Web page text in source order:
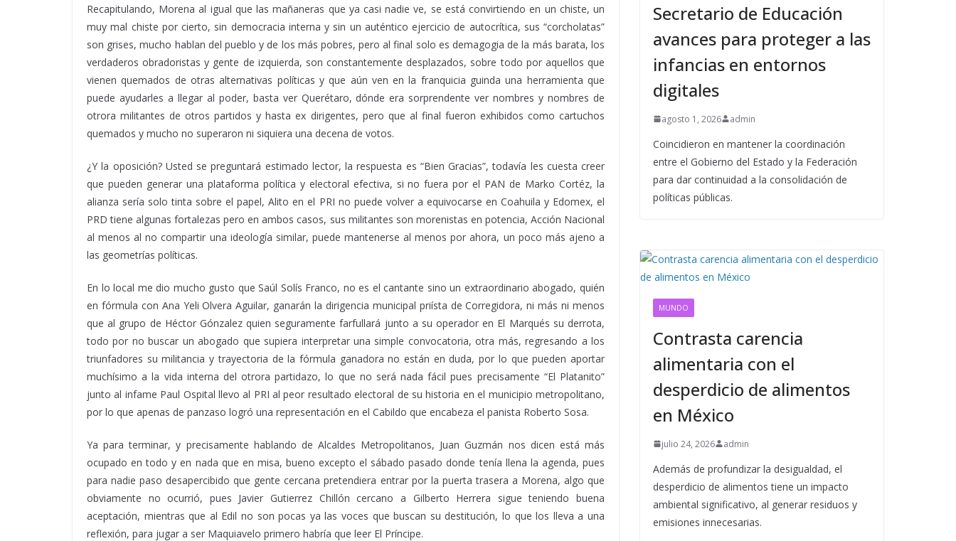
Recapitulando, Morena al igual que las mañaneras que ya casi nadie ve, se está convirtiendo en un chiste, un
muy mal chiste por cierto, sin democracia interna y sin un auténtico ejercicio de autocrítica, sus “corcholatas”
son grises, mucho hablan del pueblo y de los más pobres, pero al final solo es demagogia de la más barata, los
verdaderos obradoristas y gente de izquierda, son constantemente desplazados, sobre todo por aquellos que
vienen quemados de otras alternativas políticas y que aún ven en la franquicia guinda una herramienta que
puede ayudarles a llegar al poder, basta ver Querétaro, dónde era sorprendente ver nombres y nombres de
otrora militantes de otros partidos y hasta ex dirigentes, pero que al final fueron exhibidos como cartuchos
quemados y mucho no superaron ni siquiera una decena de votos.
¿Y la oposición? Usted se preguntará estimado lector, la respuesta es “Bien Gracias”, todavía les cuesta creer
que pueden generar una plataforma política y electoral efectiva, si no fuera por el PAN de Marko Cortéz, la
alianza sería solo tinta sobre el papel, Alito en el PRI no puede volver a equivocarse en Coahuila y Edomex, el
PRD tiene algunas fortalezas pero en ambos casos, sus militantes son morenistas en potencia, Acción Nacional
al menos al no compartir una ideología similar, puede mantenerse al menos por ahora, un poco más ajeno a
las geometrías políticas.
En lo local me dio mucho gusto que Saúl Solís Franco, no es el cantante sino un extraordinario abogado, quién
en fórmula con Ana Yeli Olvera Aguilar, ganarán la dirigencia municipal priísta de Corregidora, ni más ni menos
que al grupo de Héctor Gónzalez quien seguramente farfullará junto a su operador en El Marqués su derrota,
todo por no buscar un abogado que supiera interpretar una simple convocatoria, otra más, regresando a los
triunfadores su militancia y trayectoria de la fórmula ganadora no están en duda, por lo que pueden aportar
muchísimo a la vida interna del otrora partidazo, lo que no será nada fácil pues precisamente “El Platanito”
junto al infame Paul Ospital llevo al PRI al peor resultado electoral de su historia en el municipio metropolitano,
por lo que apenas de panzaso logró una representación en el Cabildo que encabeza el panista Roberto Sosa.
Ya para terminar, y precisamente hablando de Alcaldes Metropolitanos, Juan Guzmán nos dicen está más
ocupado en todo y en nada que en misa, bueno excepto el sábado pasado donde tenía llena la agenda, pues
para nadie paso desapercibido que gente cercana pretendiera entrar por la puerta trasera a Morena, algo que
obviamente no ocurrió, pues Javier Gutierrez Chillón cercano a Gilberto Herrera sigue teniendo buena
aceptación, mientras que al Edil no son pocas ya las voces que buscan su destitución, lo que los lleva a una
reflexión, para jugar a ser Maquiavelo primero habría que leer El Príncipe.
Secretario de Educación
avances para proteger a las
infancias en entornos
digitales
agosto 1, 2026 admin
Coincidieron en mantener la coordinación
entre el Gobierno del Estado y la Federación
para dar continuidad a la consolidación de
políticas públicas.
MUNDO
Contrasta carencia
alimentaria con el
desperdicio de alimentos
en México
julio 24, 2026 admin
Además de profundizar la desigualdad, el
desperdicio de alimentos tiene un impacto
ambiental significativo, al generar residuos y
emisiones innecesarias.